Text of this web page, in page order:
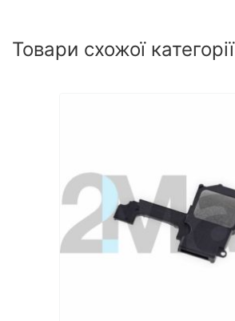
Товари схожої категорії